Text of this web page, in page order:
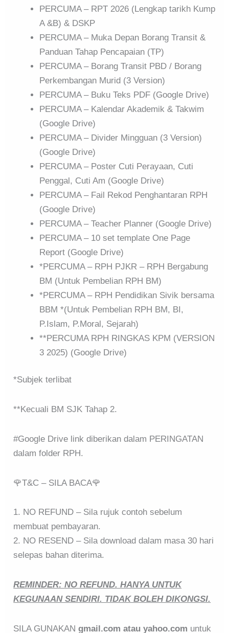
PERCUMA – RPT 2026 (Lengkap tarikh Kump
A &B) & DSKP
PERCUMA – Muka Depan Borang Transit &
Panduan Tahap Pencapaian (TP)
PERCUMA – Borang Transit PBD / Borang
Perkembangan Murid (3 Version)
PERCUMA – Buku Teks PDF (Google Drive)
PERCUMA – Kalendar Akademik & Takwim
(Google Drive)
PERCUMA – Divider Mingguan (3 Version)
(Google Drive)
PERCUMA – Poster Cuti Perayaan, Cuti
Penggal, Cuti Am (Google Drive)
PERCUMA – Fail Rekod Penghantaran RPH
(Google Drive)
PERCUMA – Teacher Planner (Google Drive)
PERCUMA – 10 set template One Page
Report (Google Drive)
*PERCUMA – RPH PJKR – RPH Bergabung
BM (Untuk Pembelian RPH BM)
*PERCUMA – RPH Pendidikan Sivik bersama
BBM *(Untuk Pembelian RPH BM, BI,
P.Islam, P.Moral, Sejarah)
**PERCUMA RPH RINGKAS KPM (VERSION
3 2025) (Google Drive)
*Subjek terlibat
**Kecuali BM SJK Tahap 2.
#Google Drive link diberikan dalam PERINGATAN
dalam folder RPH.
🌹T&C – SILA BACA🌹
1. NO REFUND – Sila rujuk contoh sebelum
membuat pembayaran.
2. NO RESEND – Sila download dalam masa 30 hari
selepas bahan diterima.
REMINDER: NO REFUND. HANYA UNTUK
KEGUNAAN SENDIRI. TIDAK BOLEH DIKONGSI.
SILA GUNAKAN gmail.com atau yahoo.com untuk